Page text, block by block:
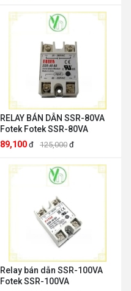
RELAY BÁN DẪN SSR-80VA
Fotek Fotek SSR-80VA
89,100 đ 125,000 đ
Relay bán dẫn SSR-100VA
Fotek SSR-100VA